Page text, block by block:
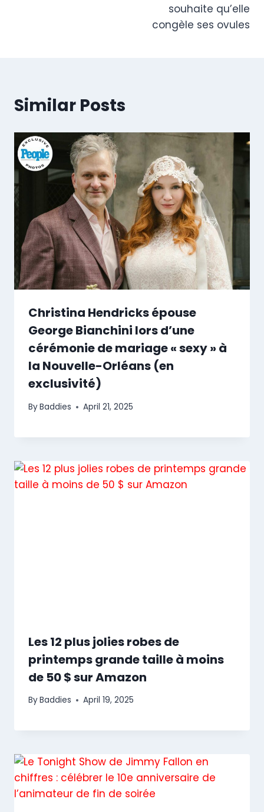
souhaite qu’elle
congèle ses ovules
Similar Posts
Christina Hendricks épouse
George Bianchini lors d’une
cérémonie de mariage « sexy » à
la Nouvelle-Orléans (en
exclusivité)
ByBaddies April 21, 2025
Les 12 plus jolies robes de
printemps grande taille à moins
de 50 $ sur Amazon
ByBaddies April 19, 2025